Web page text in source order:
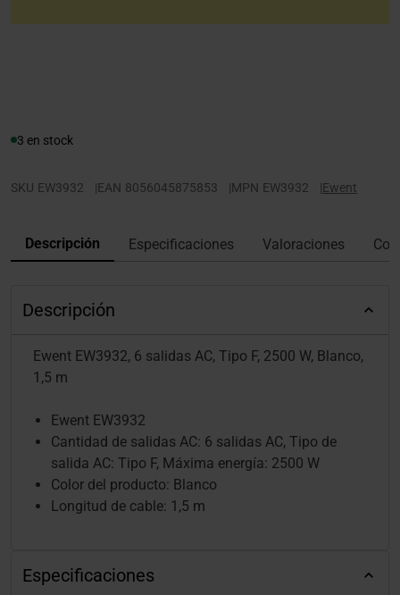
3 en stock
SKU EW3932 |EAN 8056045875853 |MPN EW3932 |Ewent
Descripción Especificaciones Valoraciones
Descripción
Ewent EW3932, 6 salidas AC, Tipo F, 2500 W, Blanco,
1,5 m
Ewent EW3932
Cantidad de salidas AC: 6 salidas AC, Tipo de
salida AC: Tipo F, Máxima energía: 2500 W
Color del producto: Blanco
Longitud de cable: 1,5 m
Especificaciones